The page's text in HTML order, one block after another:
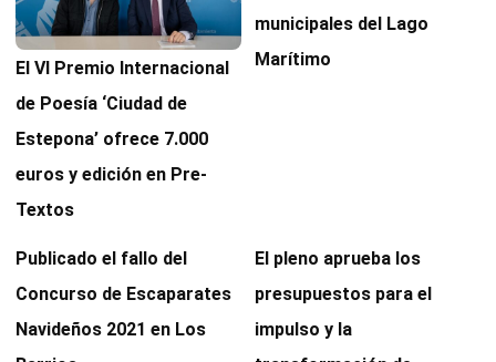
El VI Premio Internacional
de Poesía ‘Ciudad de
Estepona’ ofrece 7.000
euros y edición en Pre-
Textos
municipales del Lago
Marítimo
Publicado el fallo del
Concurso de Escaparates
Navideños 2021 en Los
El pleno aprueba los
presupuestos para el
impulso y la